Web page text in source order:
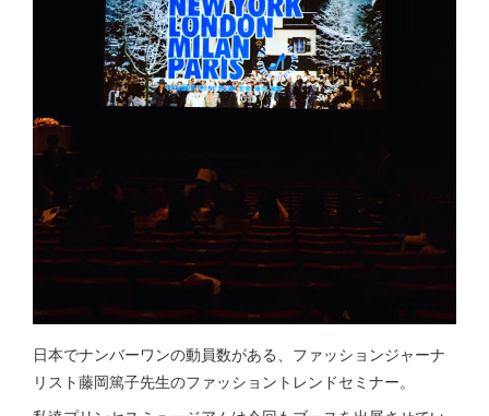
日本でナンバーワンの動員数がある、ファッションジャーナ
リスト藤岡篤子先生のファッショントレンドセミナー。